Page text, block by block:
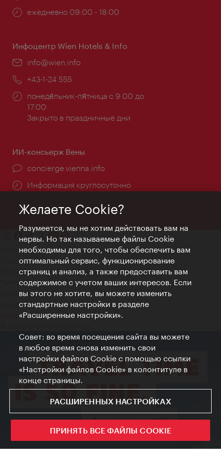
Часы
ежедневно 09:00 - 18:00
Инфоцентр Wien Hotels & Info
Эл.
info@wien.info
Телефон:
+43-1-24 555
Часы
работы:
понеде́льник-пя́тница с 9:00 до
17:00
Закрыто в праздничные дни
ИИ-консьерж Вены
concierge.vienna.info
Информация круглосуточно
Контакт
Credits
Положение о конфиденциальности
Terms of Use
Доступность
Контакты для прессы
Настройки файлов Cookie
Желаете Cookie?
Разумеется, мы не хотим действовать вам на
нервы. Но так называемые файлы Cookie
необходимы для того, чтобы обеспечить вам
оптимальный сервис, функционирование
страниц и анализ, а также предоставить вам
содержимое с учетом ваших интересов. Если
вы этого не хотите, вы можете изменить
стандартные настройки в разделе
«Расширенные настройки».
Совет: во время посещения сайта вы можете
в любое время снова изменить свои
настройки файлов Cookie с помощью ссылки
«Настройки файлов Cookie» в колонтитуле в
конце страницы.
РАСШИРЕННЫХ НАСТРОЙКАХ
ПРИНЯТЬ ВСЕ ФАЙЛЫ COOKIE